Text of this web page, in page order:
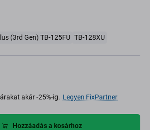
(3rd Gen) TB-125FU TB-128XU
akár -25%-ig. Legyen FixPartner
Hozzáadás a kosárhoz